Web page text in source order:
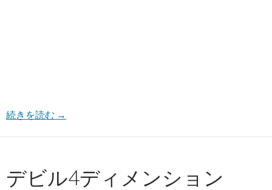
続きを読む →
デビル4ディメンション